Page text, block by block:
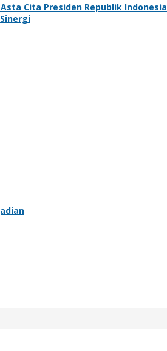
Cita Presiden Republik Indonesia